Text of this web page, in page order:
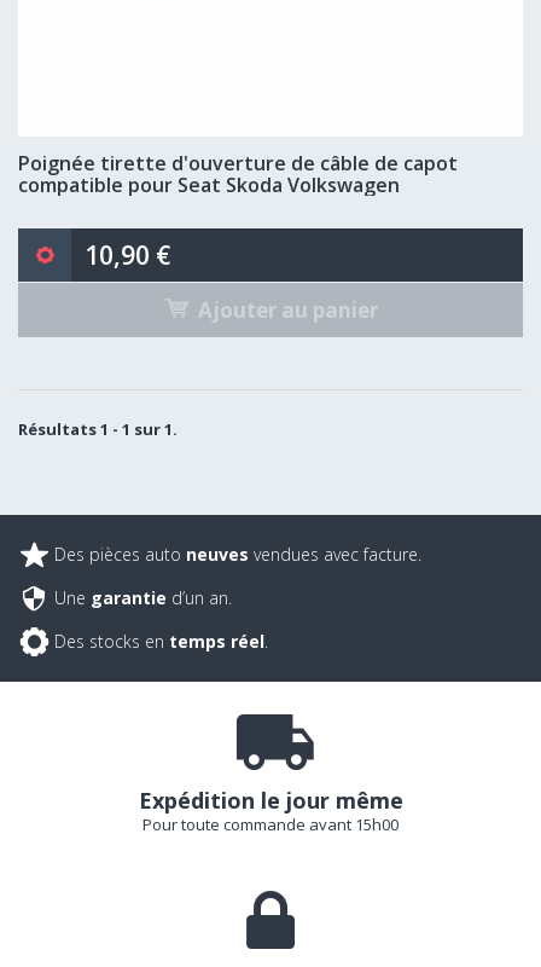
Poignée tirette d'ouverture de câble de capot
compatible pour Seat Skoda Volkswagen
10,90 €
Ajouter au panier
Résultats 1 - 1 sur 1.
Des pièces auto neuves vendues avec facture.
Une garantie d’un an.
Des stocks en temps réel.
Expédition le jour même
Pour toute commande avant 15h00